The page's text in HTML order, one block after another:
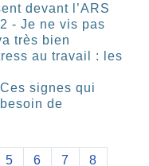
devant l’ARS
- Je ne vis pas
très bien
au travail : les
signes qui
de
5 6 7
8